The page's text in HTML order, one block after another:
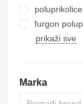
furgon
prikaži sve
Marka